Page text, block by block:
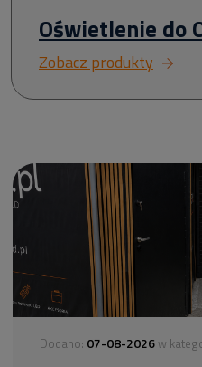
Oświetlenie do
Zobacz produkty
Dodano: 07-08-2026 w